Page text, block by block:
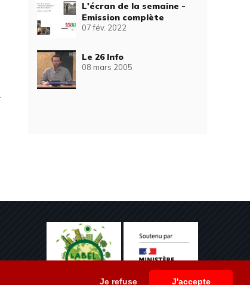
Je refuse J'accepte
L'écran de la semaine -
Emission complète
07 fév. 2022
Le 26 Info
08 mars 2005